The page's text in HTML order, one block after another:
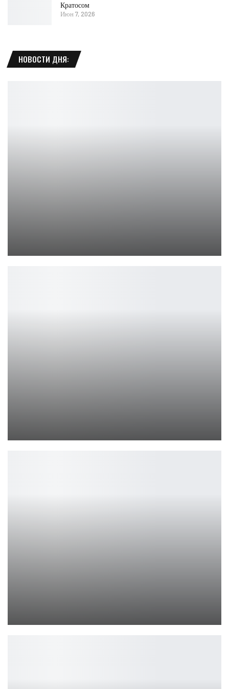
Кратосом
Июн 7, 2026
НОВОСТИ ДНЯ: